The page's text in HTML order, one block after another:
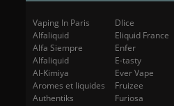
Vaping In Paris
Alfaliquid
Alfa Siempre
Alfaliquid
Al-Kimiya
Aromes et liquides
Authentiks
Dlice
Eliquid France
Enfer
E-tasty
Ever Vape
Fruizee
Furiosa